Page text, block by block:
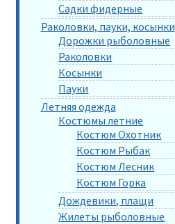
Садки фидерные
Раколовки, пауки, косынки
Дорожки рыболовные
Раколовки
Косынки
Пауки
Летняя одежда
Костюмы летние
Костюм Охотник
Костюм Рыбак
Костюм Лесник
Костюм Горка
Дождевики, плащи
Жилеты рыболовные